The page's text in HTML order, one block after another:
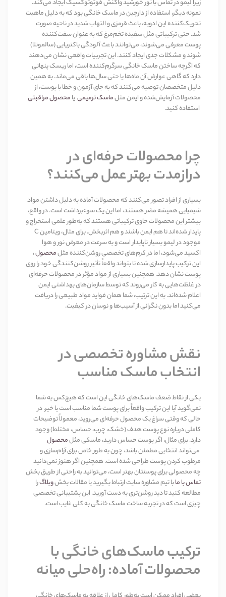
زیرا لیمو در تماس با نور خورشید واکنش فوتوتوکسیک ایجاد می‌کند.
نمونه دیگر، استفاده از دارچین در ماسک خانگی بود که به دلیل ماهیت
تحریک‌کننده این ادویه، باعث قرمزی و التهاب شدید در ناحیه صورت
شد. حتی ترکیباتی مثل سفیده تخم‌مرغ که به عنوان سفت‌کننده
پوست معرفی می‌شوند، می‌توانند باعث آلودگی باکتریایی (سالمونلا)
شوند و مشکلات جدی ایجاد کنند. این تجربیات واقعی نشان می‌دهند
که اگرچه ساختن ماسک خانگی سرگرم‌کننده است، اما ریسک پنهانی
دارد که گاهی عوارض آن ماه‌ها یا حتی سال‌ها باقی می‌ماند. به همین
دلیل متخصصان توصیه می‌کنند که به جای آزمون و خطا با پوست، از
محصولات آزمایش‌شده و ایمن مثلماسک ترمیمییامحصول مراقبتی
استفاده کنید.
چرا محصولات حرفه‌ای در
درازمدت بهتر عمل می‌کنند؟
بسیاری از افراد تصور می‌کنند که محصولات آماده به دلیل داشتن مواد
شیمیایی همیشه مضر هستند، اما این یک سوءبرداشت است. در واقع،
بیشتر این محصولات حاوی ترکیباتی هستند که به‌طور علمی استخراج و
پایدار شده‌اند تا هم ایمن باشند و هم اثربخش. برای مثال، ویتامین
موجود در لیمو بسیار ناپایدار است و به سرعت در معرض نور و هوا
اکسید می‌شود، اما در کرم‌های تخصصی روشن‌کننده مثلمحصول،
این ترکیب پایدارسازی شده تا بتواند واقعاً تأثیر روشن‌کنندگی خود را روی
پوست نشان دهد. همچنین بسیاری از مواد مؤثر در محصولات حرفه‌ای
در غلظت‌هایی به کار می‌روند که توسط سازمان‌های بهداشتی ایمن
اعلام شده‌اند. به این ترتیب، شما همان فواید مواد طبیعی را دریافت
می‌کنید اما بدون نگرانی از آسیب‌ها و نوسان در کیفیت.
نقش مشاوره تخصصی در
انتخاب ماسک مناسب
یکی از نقاط ضعف ماسک‌های خانگی این است که هیچ‌کس به شما
نمی‌گوید آیا این ترکیب واقعاً برای پوست شما مناسب است یا خیر. در
حالی که وقتی سراغ یک محصول حرفه‌ای می‌روید، معمولاً توضیحات
کاملی درباره نوع پوست هدف (خشک، چرب، حساس، مختلط) وجود
دارد. برای مثال، اگر پوست حساس دارید، ماسکی مثلمحصول
می‌تواند انتخابی مطمئن باشد، چون به طور خاص برای آرام‌سازی و
مرطوب کردن پوست طراحی شده است. همچنین اگر هنوز نمی‌دانید
چه محصولی برای پوستتان بهتر است، می‌توانید به راحتی از طریق بخش
تماس با مابا تیم مشاوره سایت ارتباط بگیرید یا مقالات بخشوبلاگرا
مطالعه کنید تا دید روشن‌تری به دست آورید. این پشتیبانی تخصصی
چیزی است که در تجربه ساخت ماسک خانگی به کلی غایب است.
ترکیب ماسک‌های خانگی با
محصولات آماده: راه‌حلی میانه